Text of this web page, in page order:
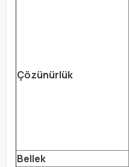
Çözünürlük
Bellek